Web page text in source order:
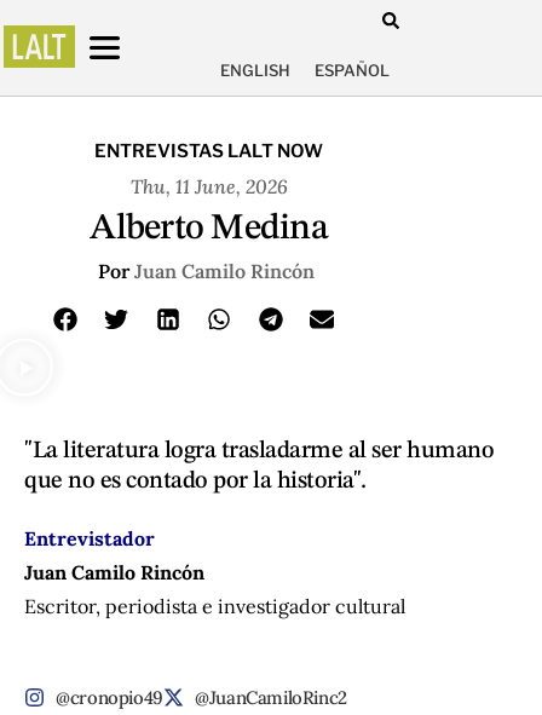
ENGLISH ESPAÑOL
ENTREVISTAS LALT NOW
Thu, 11 June, 2026
Alberto Medina
PorJuan Camilo Rincón
"La literatura logra trasladarme al ser humano
que no es contado por la historia".
Entrevistador
Juan Camilo Rincón
Escritor, periodista e investigador cultural
@cronopio49
@JuanCamiloRinc2